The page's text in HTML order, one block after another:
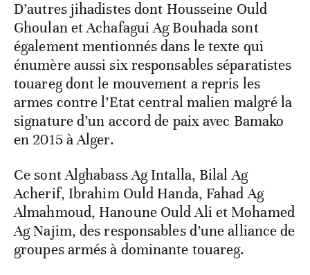
D’autres jihadistes dont Housseine Ould
Ghoulan et Achafagui Ag Bouhada sont
également mentionnés dans le texte qui
énumère aussi six responsables séparatistes
touareg dont le mouvement a repris les
armes contre l’Etat central malien malgré la
signature d’un accord de paix avec Bamako
en 2015 à Alger.
Ce sont Alghabass Ag Intalla, Bilal Ag
Acherif, Ibrahim Ould Handa, Fahad Ag
Almahmoud, Hanoune Ould Ali et Mohamed
Ag Najim, des responsables d’une alliance de
groupes armés à dominante touareg.